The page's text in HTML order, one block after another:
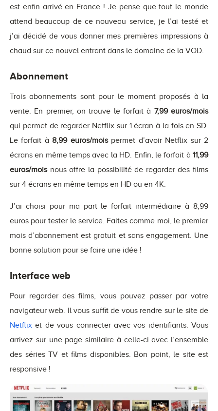
est enfin arrivé en France ! Je pense que tout le monde
attend beaucoup de ce nouveau service, je l’ai testé et
j’ai décidé de vous donner mes premières impressions à
chaud sur ce nouvel entrant dans le domaine de la VOD.
Abonnement
Trois abonnements sont pour le moment proposés à la
vente. En premier, on trouve le forfait à 7,99 euros/mois
qui permet de regarder Netflix sur 1 écran à la fois en SD.
Le forfait à 8,99 euros/moispermet d’avoir Netflix sur 2
écrans en même temps avec la HD. Enfin, le forfait à 11,99
euros/moisnous offre la possibilité de regarder des films
sur 4 écrans en même temps en HD ou en 4K.
J’ai choisi pour ma part le forfait intermédiaire à 8,99
euros pour tester le service. Faites comme moi, le premier
mois d’abonnement est gratuit et sans engagement. Une
bonne solution pour se faire une idée !
Interface web
Pour regarder des films, vous pouvez passer par votre
navigateur web. Il vous suffit de vous rendre sur le site de
Netflix et de vous connecter avec vos identifiants. Vous
arrivez sur une page similaire à celle-ci avec l’ensemble
des séries TV et films disponibles. Bon point, le site est
responsive !